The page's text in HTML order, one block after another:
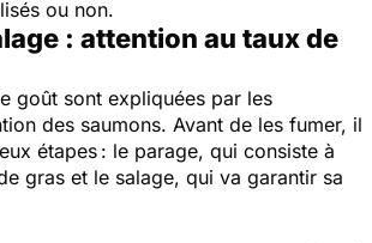
ou non.
: attention au taux de
goût sont expliquées par les
des saumons. Avant de les fumer, il
étapes : le parage, qui consiste à
gras et le salage, qui va garantir sa